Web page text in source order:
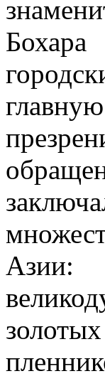
Бохара
Азии: